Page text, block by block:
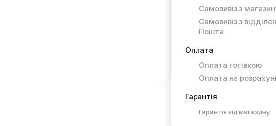
Самовивіз з
Самовивіз з
Пошта
Оплата
Оплата готівкою
Оплата на
Гарантія
Гарантія від магазину